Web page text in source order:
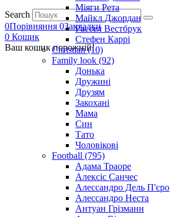
Search
0Порівняння 0Закладки
0 Кошик
Ваш кошик порожній!
Міяги Рета
Майкл Джордан
Рассел Вестбрук
Стефен Каррі
Christian (10)
Family look (92)
Донька
Дружині
Друзям
Закохані
Мама
Син
Тато
Чоловікові
Football (795)
Адама Траоре
Алексіс Санчес
Алессандро Дель П'єро
Алессандро Неста
Антуан Грізманн